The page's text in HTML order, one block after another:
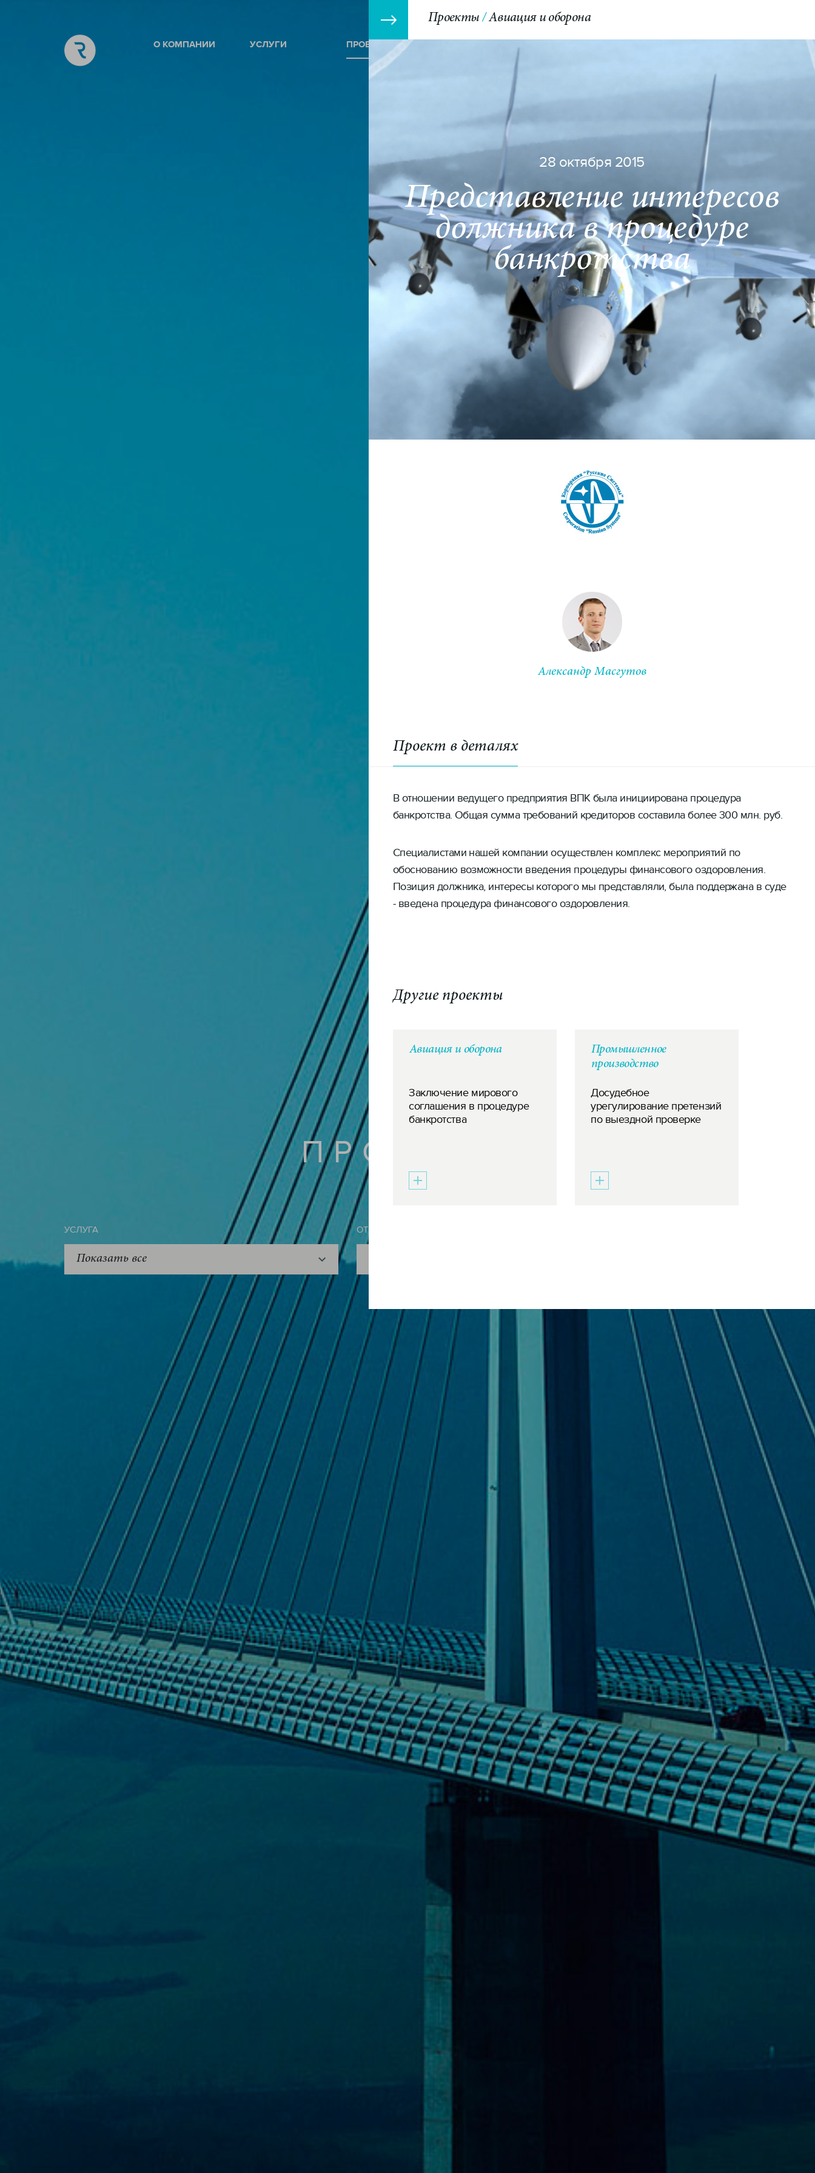
О КОМПАНИИ УСЛУГИ ПРОЕКТЫ
Проекты Авиация и оборона
28 октября 2015
Представление интересов
должника в процедуре
банкротства
Александр Масгутов
Проект в деталях
В отношении ведущего предприятия ВПК была инициирована процедура
банкротства. Общая сумма требований кредиторов составила более 300 млн. руб.
Специалистами нашей компании осуществлен комплекс мероприятий по
обоснованию возможности введения процедуры финансового оздоровления.
Позиция должника, интересы которого мы представляли, была поддержана в суде
- введена процедура финансового оздоровления.
Другие проекты
Авиация и оборона
Заключение мирового
соглашения в процедуре
банкротства
Промышленное
производство
Досудебное
урегулирование претензий
по выездной проверке
ПРОЕКТЫ
УСЛУГА
Показать все
ОТРАСЛЬ